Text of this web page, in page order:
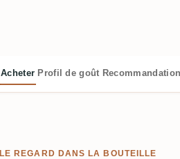
Acheter Profil de goût Recommandation
LE REGARD DANS LA BOUTEILLE